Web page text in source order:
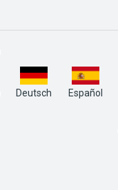
Deutsch Español